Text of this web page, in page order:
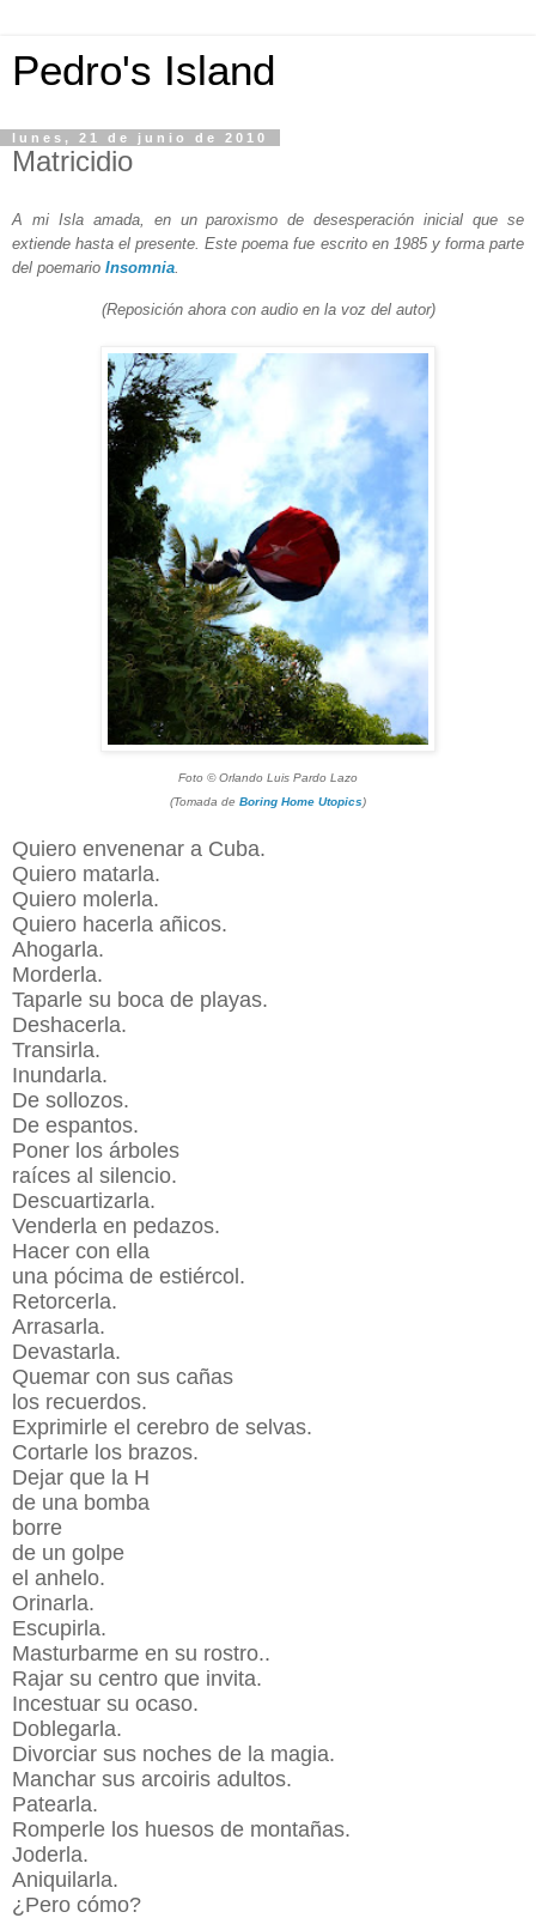
Pedro's Island
lunes, 21 de junio de 2010
Matricidio
A mi Isla amada, en un paroxismo de desesperación inicial que se
extiende hasta el presente. Este poema fue escrito en 1985 y forma parte
del poemario Insomnia
(Reposición ahora con audio en la voz del autor)
Foto © Orlando Luis Pardo Lazo
(Tomada de Boring Home Utopics)
Quiero envenenar a Cuba.
Quiero matarla.
Quiero molerla.
Quiero hacerla añicos.
Ahogarla.
Morderla.
Taparle su boca de playas.
Deshacerla.
Transirla.
Inundarla.
De sollozos.
De espantos.
Poner los árboles
raíces al silencio.
Descuartizarla.
Venderla en pedazos.
Hacer con ella
una pócima de estiércol.
Retorcerla.
Arrasarla.
Devastarla.
Quemar con sus cañas
los recuerdos.
Exprimirle el cerebro de selvas.
Cortarle los brazos.
Dejar que la H
de una bomba
borre
de un golpe
el anhelo.
Orinarla.
Escupirla.
Masturbarme en su rostro..
Rajar su centro que invita.
Incestuar su ocaso.
Doblegarla.
Divorciar sus noches de la magia.
Manchar sus arcoiris adultos.
Patearla.
Romperle los huesos de montañas.
Joderla.
Aniquilarla.
¿Pero cómo?